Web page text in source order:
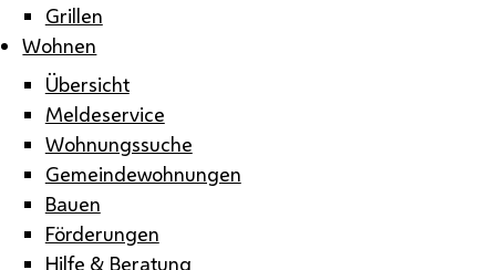
Grillen
Wohnen
Übersicht
Meldeservice
Wohnungssuche
Gemeindewohnungen
Bauen
Förderungen
Hilfe & Beratung